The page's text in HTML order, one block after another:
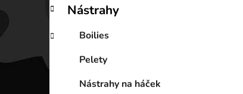
Nástrahy
Boilies
Pelety
Nástrahy na háček